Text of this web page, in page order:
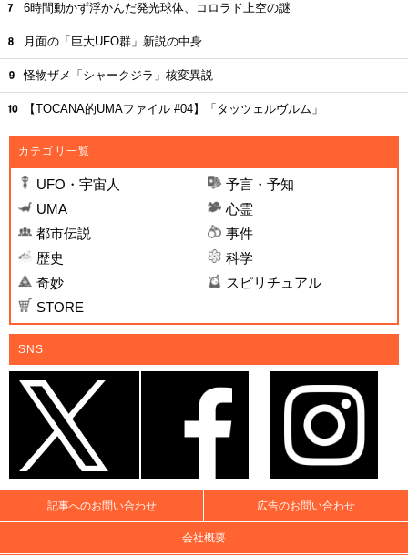
6時間動かず浮かんだ発光球体、コロラド上空の謎
月面の「巨大UFO群」新説の中身
怪物ザメ「シャークジラ」核変異説
【TOCANA的UMAファイル #04】「タッツェルヴルム」
カテゴリ一覧
UFO・宇宙人
予言・予知
UMA
心霊
都市伝説
事件
歴史
科学
奇妙
スピリチュアル
STORE
SNS
記事へのお問い合わせ 広告のお問い合わせ
会社概要